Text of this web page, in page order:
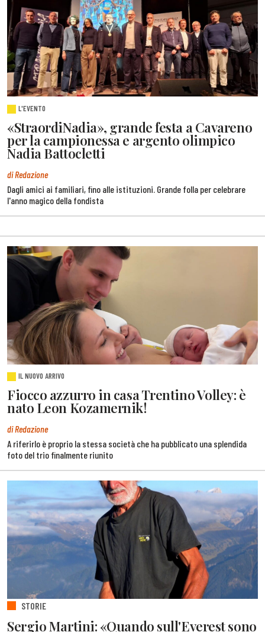
L'EVENTO
«StraordiNadia», grande festa a Cavareno
per la campionessa e argento olimpico
Nadia Battocletti
di Redazione
Dagli amici ai familiari, fino alle istituzioni. Grande folla per celebrare
l'anno magico della fondista
IL NUOVO ARRIVO
Fiocco azzurro in casa Trentino Volley: è
nato Leon Kozamernik!
di Redazione
A riferirlo è proprio la stessa società che ha pubblicato una splendida
foto del trio finalmente riunito
STORIE
Sergio Martini: «Quando sull'Everest sono